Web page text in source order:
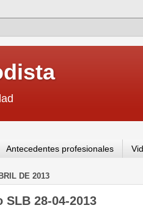
Antecedentes profesionales
DE 2013
SLB 28-04-2013